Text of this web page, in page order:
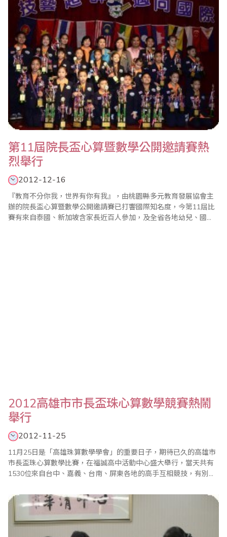
第11屆院長盃心算暨數學公開邀請賽熱
烈舉行
2012-12-16
『教育不分你我，世界有你有我』，由桃園縣多元教育發展協會主
辦的院長盃心算暨數學公開邀請賽已打響國際知名度，今第11屆比
賽有來自泰國、新加坡含家長近百人參加，及全省各地幼兒、國
2012高雄市市長盃珠心算數學競賽熱鬧
舉行
2012-11-25
11月25日是「高雄珠算數學學會」的重要日子，期待已久的高雄市
市長盃珠心算數學比賽，在福誠高中活動中心盛大舉行，當天共有
1530位來自台中、嘉義、台南、屏東各地的高手互相競技，有別於
行，加計家長現場人數超過2500人，比賽熱鬧非凡。此次活動在高
雄市珠算數學學會張文強理事長推動，與李振安、黃麗美、謝文
德、許誌文、蕭麗蘭等理事長協助、和全體老師..